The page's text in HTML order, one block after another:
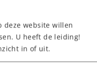
deze website willen
U heeft de leiding!
in of uit.